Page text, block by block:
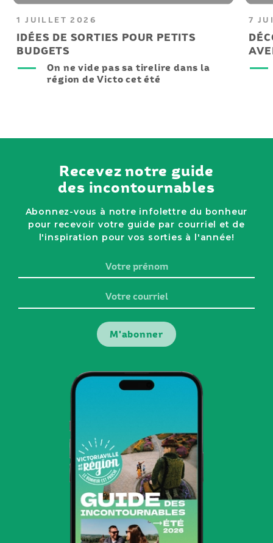
1 JUILLET 2026
IDÉES DE SORTIES POUR PETITS
BUDGETS
On ne vide pas sa tirelire dans la
région de Victo cet été
7
Recevez notre guide
des incontournables
Abonnez-vous à notre infolettre du bonheur
pour recevoir votre guide par courriel et de
l'inspiration pour vos sorties à l'année!
prénom
courriel